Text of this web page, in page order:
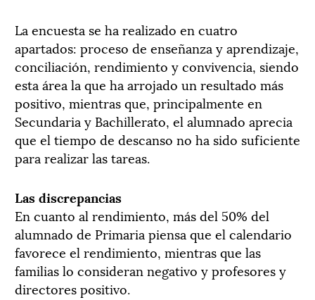
La encuesta se ha realizado en cuatro
apartados: proceso de enseñanza y aprendizaje,
conciliación, rendimiento y convivencia, siendo
esta área la que ha arrojado un resultado más
positivo, mientras que, principalmente en
Secundaria y Bachillerato, el alumnado aprecia
que el tiempo de descanso no ha sido suficiente
para realizar las tareas.
Las discrepancias
En cuanto al rendimiento, más del 50% del
alumnado de Primaria piensa que el calendario
favorece el rendimiento, mientras que las
familias lo consideran negativo y profesores y
directores positivo.